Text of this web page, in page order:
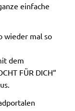
einfache
wieder mal so
dem
FÜR DICH“